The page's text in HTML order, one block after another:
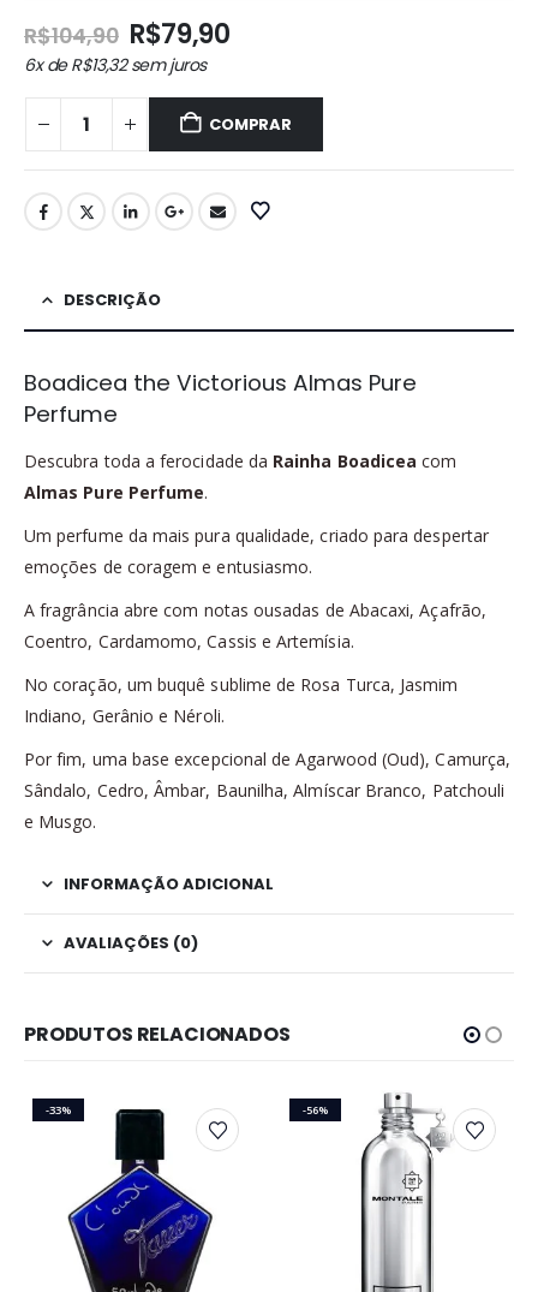
R$104,90 O
preço
original
era:
R$104,90.
R$79,90O
é:
R$79,90.
6x deR$13,32sem juros
COMPRAR
DESCRIÇÃO
Boadicea the Victorious Almas Pure
Perfume
Descubra toda a ferocidade da Rainha Boadicea com
Almas Pure Perfume.
Um perfume da mais pura qualidade, criado para despertar
emoções de coragem e entusiasmo.
A fragrância abre com notas ousadas de Abacaxi, Açafrão,
Coentro, Cardamomo, Cassis e Artemísia.
No coração, um buquê sublime de Rosa Turca, Jasmim
Indiano, Gerânio e Néroli.
Por fim, uma base excepcional de Agarwood (Oud), Camurça,
Sândalo, Cedro, Âmbar, Baunilha, Almíscar Branco, Patchouli
e Musgo.
INFORMAÇÃO ADICIONAL
AVALIAÇÕES (0)
PRODUTOS RELACIONADOS
-33% -56%